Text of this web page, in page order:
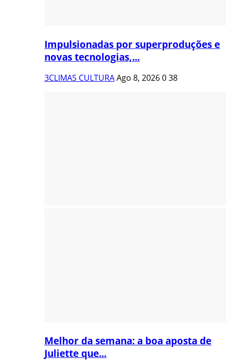
Impulsionadas por superproduções e
novas tecnologias,...
3CLIMAS CULTURAAgo 8, 2026038
Melhor da semana: a boa aposta de
Juliette que...